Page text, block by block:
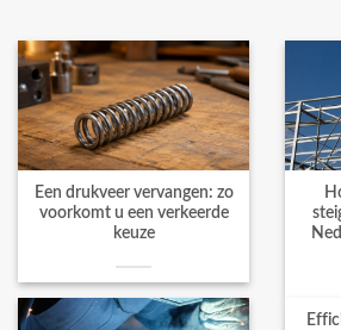
Een drukveer vervangen: zo
voorkomt u een verkeerde
keuze